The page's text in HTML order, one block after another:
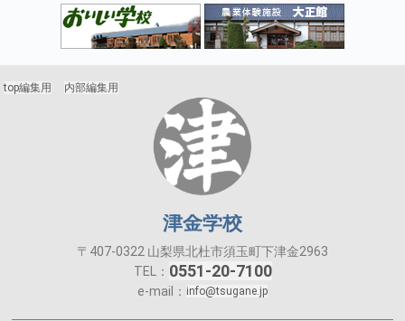
top編集用 内部編集用
津金学校
〒407-0322 山梨県北杜市須玉町下津金2963
TEL： 0551-20-7100
e-mail： info@tsugane.jp